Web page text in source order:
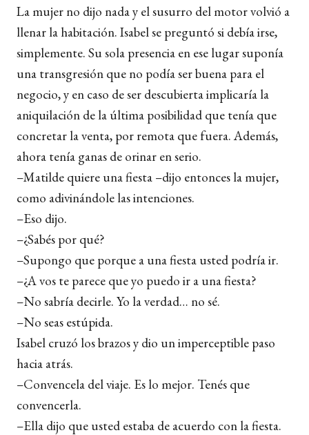
La mujer no dijo nada y el susurro del motor volvió a
llenar la habitación. Isabel se preguntó si debía irse,
simplemente. Su sola presencia en ese lugar suponía
una transgresión que no podía ser buena para el
negocio, y en caso de ser descubierta implicaría la
aniquilación de la última posibilidad que tenía que
concretar la venta, por remota que fuera. Además,
ahora tenía ganas de orinar en serio.
–Matilde quiere una fiesta –dijo entonces la mujer,
como adivinándole las intenciones.
–Eso dijo.
–¿Sabés por qué?
–Supongo que porque a una fiesta usted podría ir.
–¿A vos te parece que yo puedo ir a una fiesta?
–No sabría decirle. Yo la verdad… no sé.
–No seas estúpida.
Isabel cruzó los brazos y dio un imperceptible paso
hacia atrás.
–Convencela del viaje. Es lo mejor. Tenés que
convencerla.
–Ella dijo que usted estaba de acuerdo con la fiesta.